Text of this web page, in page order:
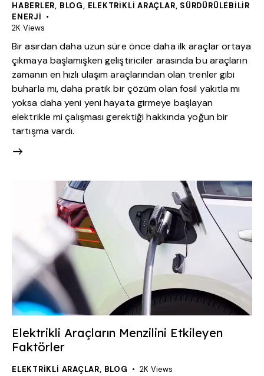
HABERLER, BLOG, ELEKTRIKLI ARAÇLAR, SÜRDÜRÜLEBILIR
ENERJI
2K Views
Bir asırdan daha uzun süre önce daha ilk araçlar ortaya
çıkmaya başlamışken geliştiriciler arasında bu araçların
zamanın en hızlı ulaşım araçlarından olan trenler gibi
buharla mı, daha pratik bir çözüm olan fosil yakıtla mı
yoksa daha yeni yeni hayata girmeye başlayan
elektrikle mi çalışması gerektiği hakkında yoğun bir
tartışma vardı.
Elektrikli Araçların Menzilini Etkileyen
Faktörler
ELEKTRIKLI ARAÇLAR, BLOG 2K Views